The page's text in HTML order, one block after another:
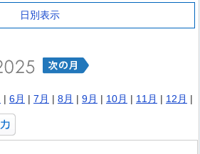
日別表示
| 6月 | 7月 | 8月 | 9月 | 10月 | 11月 | 12月 |